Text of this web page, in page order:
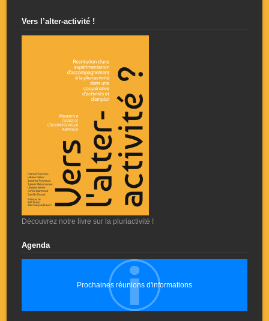
Vers l’alter-activité !
Découvrez notre livre sur la pluriactivité !
Agenda
Prochaines réunions d'informations